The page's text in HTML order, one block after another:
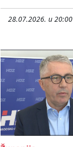
28.07.2026. u 20:00